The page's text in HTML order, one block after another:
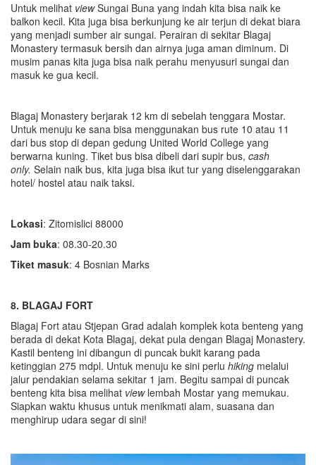
Untuk melihat viewSungai Buna yang indah kita bisa naik ke
balkon kecil. Kita juga bisa berkunjung ke air terjun di dekat biara
yang menjadi sumber air sungai. Perairan di sekitar Blagaj
Monastery termasuk bersih dan airnya juga aman diminum. Di
musim panas kita juga bisa naik perahu menyusuri sungai dan
masuk ke gua kecil.
Blagaj Monastery berjarak 12 km di sebelah tenggara Mostar.
Untuk menuju ke sana bisa menggunakan bus rute 10 atau 11
dari bus stop di depan gedung United World College yang
berwarna kuning. Tiket bus bisa dibeli dari supir bus, cash
only. Selain naik bus, kita juga bisa ikut tur yang diselenggarakan
hotel/ hostel atau naik taksi.
Lokasi: Zitomislici 88000
Jam buka: 08.30-20.30
Tiket masuk: 4 Bosnian Marks
8. BLAGAJ FORT
Blagaj Fort atau Stjepan Grad adalah komplek kota benteng yang
berada di dekat Kota Blagaj, dekat pula dengan Blagaj Monastery.
Kastil benteng ini dibangun di puncak bukit karang pada
ketinggian 275 mdpl. Untuk menuju ke sini perlu hiking melalui
jalur pendakian selama sekitar 1 jam. Begitu sampai di puncak
benteng kita bisa melihat view lembah Mostar yang memukau.
Siapkan waktu khusus untuk menikmati alam, suasana dan
menghirup udara segar di sini!